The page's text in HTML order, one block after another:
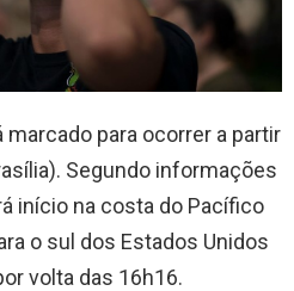
para ocorrer a partir
Segundo informações
início na costa do Pacífico
o sul dos Estados Unidos
volta das 16h16.